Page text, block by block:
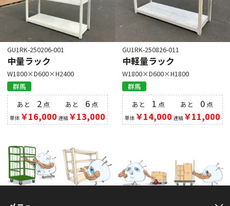
GU1RK-250206-001
中量ラック
W1800×D600×H2400
群馬
あと 2 点
単体 ￥16,000
あと 6点
連結￥13,000
GU1RK-250826-011
中軽量ラック
W1800×D600×H1800
群馬
あと 1 点
単体 ￥14,000
あと 0点
連結￥11,000